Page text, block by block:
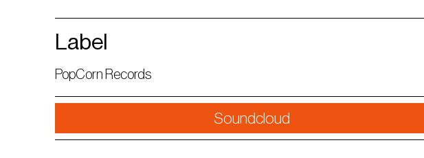
Label
PopCorn Records
Soundcloud